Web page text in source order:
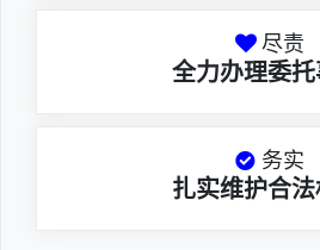
尽责
全力办理委
务实
扎实维护合